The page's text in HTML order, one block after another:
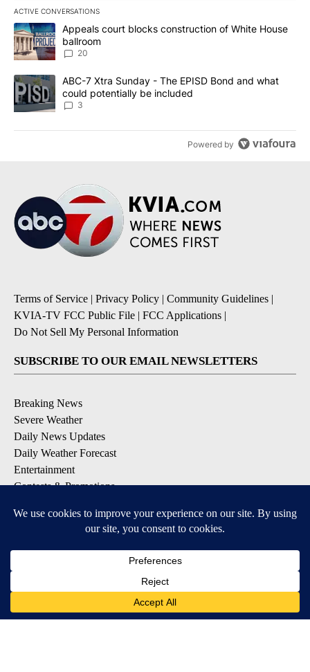
ACTIVE CONVERSATIONS
The following is a list of the most commented articles in the last
A trending article titled "Appeals court blocks construction of
Appeals court blocks construction of White House
ballroom
20
A trending article titled "ABC-7 Xtra Sunday - The EPISD Bond
ABC-7 Xtra Sunday - The EPISD Bond and what
could potentially be included
3
Powered by
Terms of Service | Privacy Policy | Community Guidelines |
KVIA-TV FCC Public File | FCC Applications |
Do Not Sell My Personal Information
SUBSCRIBE TO OUR EMAIL NEWSLETTERS
Breaking News
Severe Weather
Daily News Updates
Daily Weather Forecast
Entertainment
Contests & Promotions
DOWNLOAD OUR APPS
Available for iOS and Android